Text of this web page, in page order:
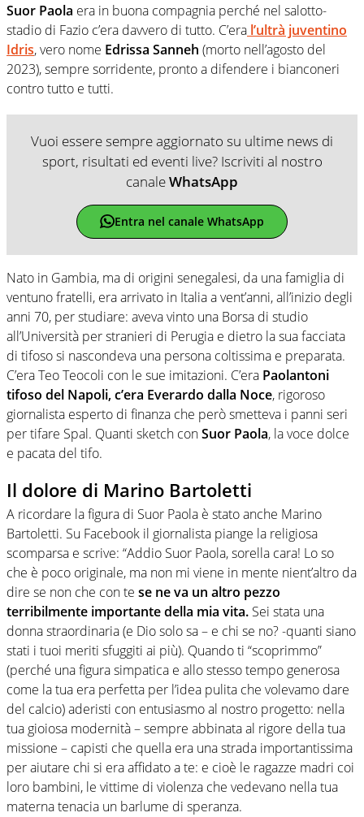
Suor Paola era in buona compagnia perché nel salotto-
stadio di Fazio c’era davvero di tutto. C’era l’ultrà juventino
Idris, vero nome Edrissa Sanneh (morto nell’agosto del
2023), sempre sorridente, pronto a difendere i bianconeri
contro tutto e tutti.
Vuoi essere sempre aggiornato su ultime news di
sport, risultati ed eventi live? Iscriviti al nostro
canaleWhatsApp
Entra nel canale WhatsApp
Nato in Gambia, ma di origini senegalesi, da una famiglia di
ventuno fratelli, era arrivato in Italia a vent’anni, all’inizio degli
anni 70, per studiare: aveva vinto una Borsa di studio
all’Università per stranieri di Perugia e dietro la sua facciata
di tifoso si nascondeva una persona coltissima e preparata.
C’era Teo Teocoli con le sue imitazioni. C’era Paolantoni
tifoso del Napoli, c’era Everardo dalla Noce, rigoroso
giornalista esperto di finanza che però smetteva i panni seri
per tifare Spal. Quanti sketch conSuor Paola, la voce dolce
e pacata del tifo.
Il dolore di Marino Bartoletti
A ricordare la figura di Suor Paola è stato anche Marino
Bartoletti. Su Facebook il giornalista piange la religiosa
scomparsa e scrive: “Addio Suor Paola, sorella cara! Lo so
che è poco originale, ma non mi viene in mente nient’altro da
dire se non che con te se ne va un altro pezzo
terribilmente importante della mia vita. Sei stata una
donna straordinaria (e Dio solo sa – e chi se no? -quanti siano
stati i tuoi meriti sfuggiti ai più). Quando ti “scoprimmo”
(perché una figura simpatica e allo stesso tempo generosa
come la tua era perfetta per l’idea pulita che volevamo dare
del calcio) aderisti con entusiasmo al nostro progetto: nella
tua gioiosa modernità – sempre abbinata al rigore della tua
missione – capisti che quella era una strada importantissima
per aiutare chi si era affidato a te: e cioè le ragazze madri coi
loro bambini, le vittime di violenza che vedevano nella tua
materna tenacia un barlume di speranza.